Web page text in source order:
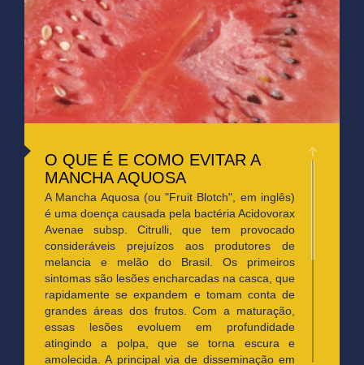
O QUE É E COMO EVITAR A
MANCHA AQUOSA
A Mancha Aquosa (ou "Fruit Blotch", em inglês)
é uma doença causada pela bactériaAcidovorax
Avenae subsp. Citrulli, que tem provocado
consideráveis prejuízos aos produtores de
melancia e melão do Brasil. Os primeiros
sintomas são lesões encharcadas na casca, que
rapidamente se expandem e tomam conta de
grandes áreas dos frutos. Com a maturação,
essas lesões evoluem em profundidade
atingindo a polpa, que se torna escura e
amolecida. A principal via de disseminação em